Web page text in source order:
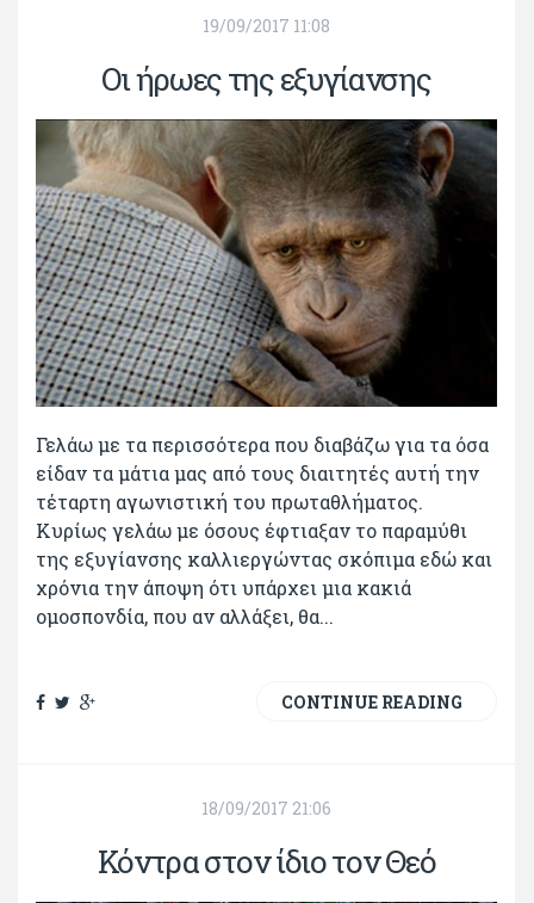
19/09/2017 11:08
Οι ήρωες της εξυγίανσης
Γελάω με τα περισσότερα που διαβάζω για τα όσα
είδαν τα μάτια μας από τους διαιτητές αυτή την
τέταρτη αγωνιστική του πρωταθλήματος.
Κυρίως γελάω με όσους έφτιαξαν το παραμύθι
της εξυγίανσης καλλιεργώντας σκόπιμα εδώ και
χρόνια την άποψη ότι υπάρχει μια κακιά
ομοσπονδία, που αν αλλάξει, θα...
CONTINUE READING
18/09/2017 21:06
Κόντρα στον ίδιο τον Θεό